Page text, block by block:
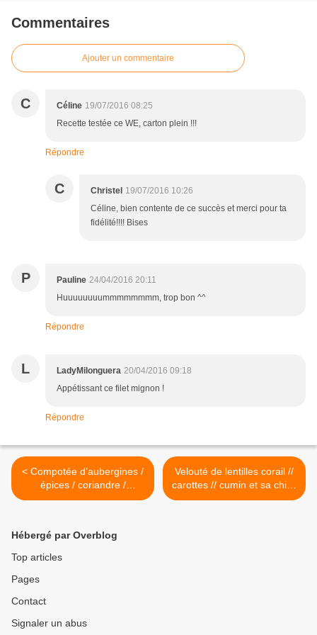
Commentaires
Ajouter un commentaire
C Céline 19/07/2016 08:25
Recette testée ce WE, carton plein !!!
Répondre
C Christel 19/07/2016 10:26
Céline, bien contente de ce succès et merci pour ta
fidélité!!!! Bises
P Pauline 24/04/2016 20:11
Huuuuuuuummmmmmmm, trop bon ^^
Répondre
L LadyMilonguera 20/04/2016 09:18
Appétissant ce filet mignon !
Répondre
< Compotée d’aubergines /
épices / coriandre /
cacahuètes
Velouté de lentilles corail //
carottes // cumin et sa chips
de lard >
Hébergé par Overblog
Top articles
Pages
Contact
Signaler un abus